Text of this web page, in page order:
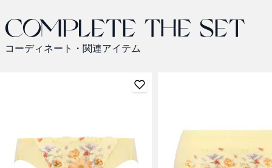
Complete the set
コーディネート・関連アイテム